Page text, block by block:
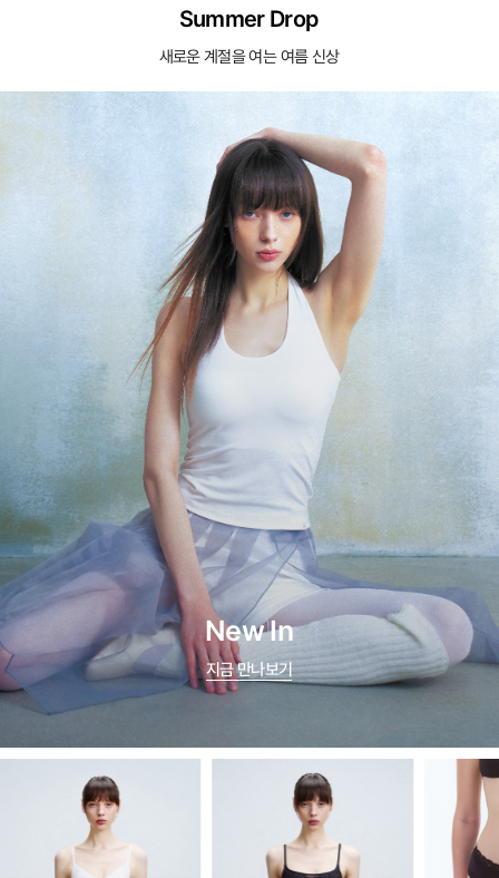
Summer Drop
새로운 계절을 여는 여름 신상
New In
지금 만나보기